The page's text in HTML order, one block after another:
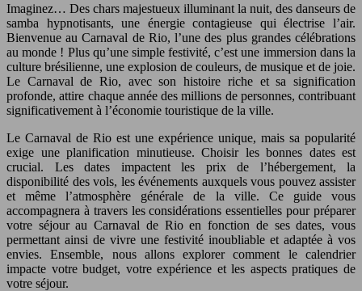
Imaginez… Des chars majestueux illuminant la nuit, des danseurs de
samba hypnotisants, une énergie contagieuse qui électrise l’air.
Bienvenue au Carnaval de Rio, l’une des plus grandes célébrations
au monde ! Plus qu’une simple festivité, c’est une immersion dans la
culture brésilienne, une explosion de couleurs, de musique et de joie.
Le Carnaval de Rio, avec son histoire riche et sa signification
profonde, attire chaque année des millions de personnes, contribuant
significativement à l’économie touristique de la ville.
Le Carnaval de Rio est une expérience unique, mais sa popularité
exige une planification minutieuse. Choisir les bonnes dates est
crucial. Les dates impactent les prix de l’hébergement, la
disponibilité des vols, les événements auxquels vous pouvez assister
et même l’atmosphère générale de la ville. Ce guide vous
accompagnera à travers les considérations essentielles pour préparer
votre séjour au Carnaval de Rio en fonction de ses dates, vous
permettant ainsi de vivre une festivité inoubliable et adaptée à vos
envies. Ensemble, nous allons explorer comment le calendrier
impacte votre budget, votre expérience et les aspects pratiques de
votre séjour.